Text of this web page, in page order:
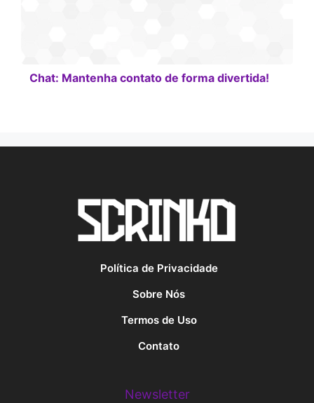
Chat: Mantenha contato de forma divertida!
Política de Privacidade
Sobre Nós
Termos de Uso
Contato
Newsletter